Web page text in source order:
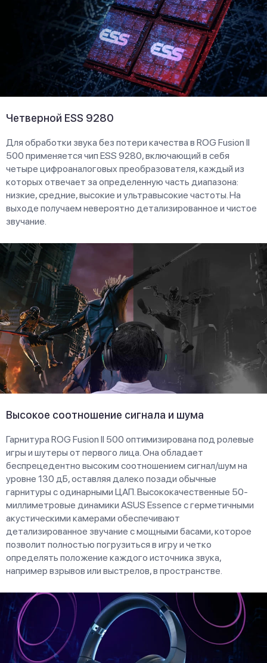
Четверной ESS 9280
Для обработки звука без потери качества в ROG Fusion II
500 применяется чип ESS 9280, включающий в себя
четыре цифроаналоговых преобразователя, каждый из
которых отвечает за определенную часть диапазона:
низкие, средние, высокие и ультравысокие частоты. На
выходе получаем невероятно детализированное и чистое
звучание.
Высокое соотношение сигнала и шума
Гарнитура ROG Fusion II 500 оптимизирована под ролевые
игры и шутеры от первого лица. Она обладает
беспрецедентно высоким соотношением сигнал/шум на
уровне 130 дБ, оставляя далеко позади обычные
гарнитуры с одинарными ЦАП. Высококачественные 50-
миллиметровые динамики ASUS Essence с герметичными
акустическими камерами обеспечивают
детализированное звучание с мощными басами, которое
позволит полностью погрузиться в игру и четко
определять положение каждого источника звука,
например взрывов или выстрелов, в пространстве.